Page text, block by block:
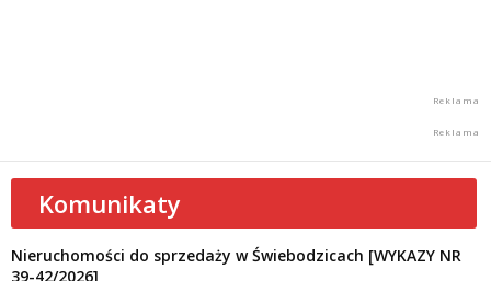
Komunikaty
Nieruchomości do sprzedaży w Świebodzicach [WYKAZY NR
39-42/2026]